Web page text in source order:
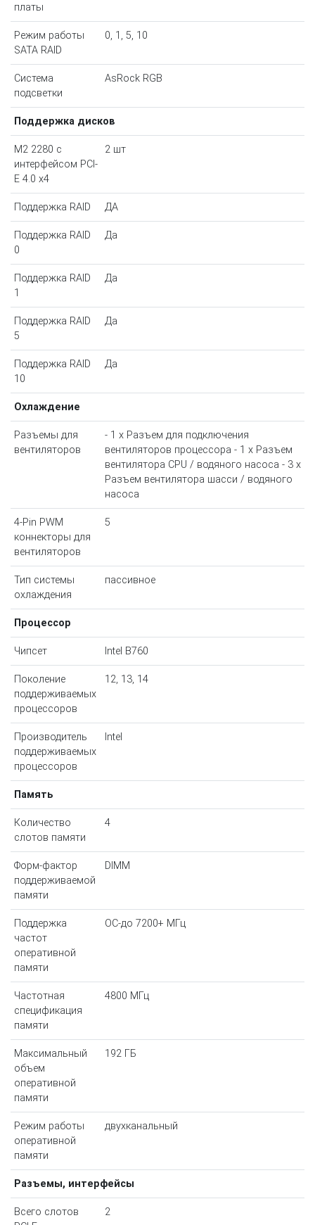
платы
Режим работы
SATA RAID
0, 1, 5, 10
Система
подсветки
AsRock RGB
Поддержка дисков
M2 2280 с
интерфейсом PCI-
E 4.0 х4
2 шт
Поддержка RAID ДА
Поддержка RAID
0
Да
Поддержка RAID
1
Да
Поддержка RAID
5
Да
Поддержка RAID
10
Да
Охлаждение
Разъемы для
вентиляторов
- 1 x Разъем для подключения
вентиляторов процессора - 1 x Разъем
вентилятора CPU / водяного насоса - 3 x
Разъем вентилятора шасси / водяного
насоса
4-Pin PWM
коннекторы для
вентиляторов
5
Тип системы
охлаждения
пассивное
Процессор
Чипсет Intel B760
Поколение
поддерживаемых
процессоров
12, 13, 14
Производитель
поддерживаемых
процессоров
Intel
Память
Количество
слотов памяти
4
Форм-фактор
поддерживаемой
памяти
DIMM
Поддержка
частот
оперативной
памяти
OC-до 7200+ МГц
Частотная
спецификация
памяти
4800 МГц
Максимальный
объем
оперативной
памяти
192 ГБ
Режим работы
оперативной
памяти
двухканальный
Разъемы, интерфейсы
Всего слотов
2